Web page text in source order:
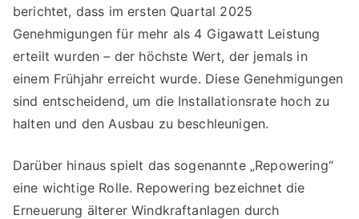
berichtet, dass im ersten Quartal 2025
Genehmigungen für mehr als 4 Gigawatt Leistung
erteilt wurden – der höchste Wert, der jemals in
einem Frühjahr erreicht wurde. Diese Genehmigungen
sind entscheidend, um die Installationsrate hoch zu
halten und den Ausbau zu beschleunigen.
Darüber hinaus spielt das sogenannte „Repowering“
eine wichtige Rolle. Repowering bezeichnet die
Erneuerung älterer Windkraftanlagen durch